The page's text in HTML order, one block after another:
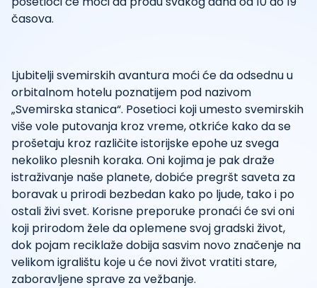
časova.
Ljubitelji svemirskih avantura moći će da odsednu u
orbitalnom hotelu poznatijem pod nazivom
„Svemirska stanica“. Posetioci koji umesto svemirskih
više vole putovanja kroz vreme, otkriće kako da se
prošetaju kroz različite istorijske epohe uz svega
nekoliko plesnih koraka. Oni kojima je pak draže
istraživanje naše planete, dobiće pregršt saveta za
boravak u prirodi bezbedan kako po ljude, tako i po
ostali živi svet. Korisne preporuke pronaći će svi oni
koji prirodom žele da oplemene svoj gradski život,
dok pojam reciklaže dobija sasvim novo značenje na
velikom igralištu koje u će novi život vratiti stare,
zaboravljene sprave za vežbanje.